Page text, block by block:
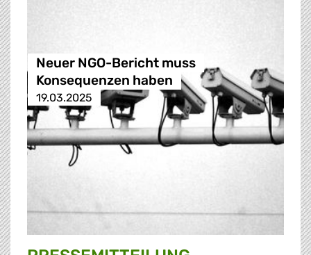
Neuer NGO-Bericht muss
Konsequenzen haben
19.03.2025